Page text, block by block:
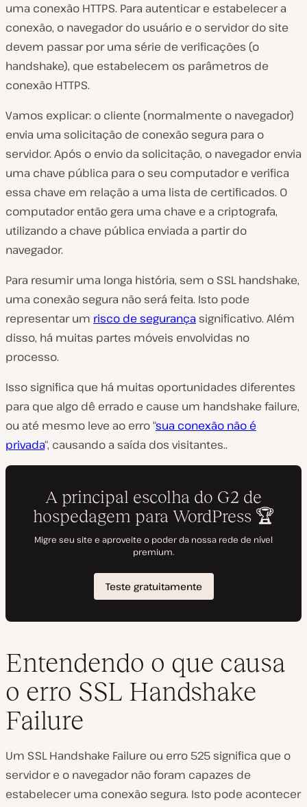
uma conexão HTTPS. Para autenticar e estabelecer a
conexão, o navegador do usuário e o servidor do site
devem passar por uma série de verificações (o
handshake), que estabelecem os parâmetros de
conexão HTTPS.
Vamos explicar: o cliente (normalmente o navegador)
envia uma solicitação de conexão segura para o
servidor. Após o envio da solicitação, o navegador envia
uma chave pública para o seu computador e verifica
essa chave em relação a uma lista de certificados. O
computador então gera uma chave e a criptografa,
utilizando a chave pública enviada a partir do
navegador.
Para resumir uma longa história, sem o SSL handshake,
uma conexão segura não será feita. Isto pode
representar um risco de segurança significativo. Além
disso, há muitas partes móveis envolvidas no
processo.
Isso significa que há muitas oportunidades diferentes
para que algo dê errado e cause um handshake failure,
ou até mesmo leve ao erro “sua conexão não é
privada“, causando a saída dos visitantes..
Entendendo o que causa
o erro SSL Handshake
Failure
Um SSL Handshake Failure ou erro 525 significa que o
servidor e o navegador não foram capazes de
estabelecer uma conexão segura. Isto pode acontecer